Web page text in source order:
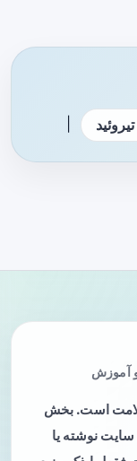
آموزش
است. بخش
نوشته یا